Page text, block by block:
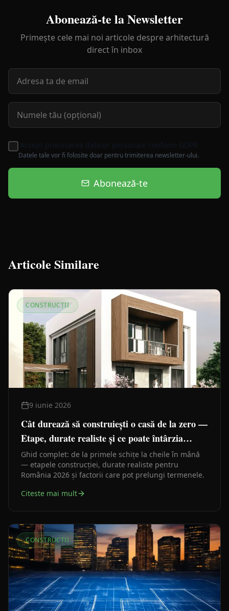
Abonează-te la Newsletter
Primește cele mai noi articole despre arhitectură
direct în inbox
Accept procesarea datelor personale conform GDPR
Datele tale vor fi folosite doar pentru trimiterea newsletter-ului.
Abonează-te
Articole Similare
CONSTRUCȚII
9 iunie 2026
Cât durează să construiești o casă de la zero —
Etape, durate realiste și ce poate întârzia
lucrările
Ghid complet: de la primele schițe la cheile în mână
— etapele construcției, durate realiste pentru
România 2026 și factorii care pot prelungi termenele.
Citeste mai mult
CONSTRUCȚII